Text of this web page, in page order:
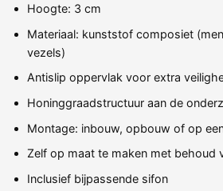
Hoogte: 3 cm
Materiaal: kunststof composiet
vezels)
Antislip oppervlak voor extra
Honinggraadstructuur aan de
Montage: inbouw, opbouw of op
Zelf op maat te maken met behoud
Inclusief bijpassende sifon